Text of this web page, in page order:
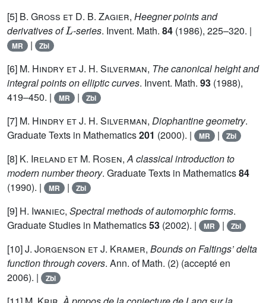
[5] B. Gross et D. B. Zagier, Heegner points and
derivatives of
L
-series. Invent. Math. 84(1986), 225–320. |
MR | Zbl
[6] M. Hindry et J. H. Silverman, The canonical height and
integral points on elliptic curves. Invent. Math. 93 (1988),
419–450. |
MR | Zbl
[7] M. Hindry et J. H. Silverman, Diophantine geometry.
Graduate Texts in Mathematics201 (2000). | MR | Zbl
[8] K. Ireland et M. Rosen,A classical introduction to
modern number theory. Graduate Texts in Mathematics84
(1990). |
MR | Zbl
[9] H. Iwaniec, Spectral methods of automorphic forms.
Graduate Studies in Mathematics53 (2002). | MR | Zbl
[10]J. Jorgenson et J. Kramer, Bounds on Faltings’ delta
function through covers. Ann. of Math. (2) (accepté en
2006). |
Zbl